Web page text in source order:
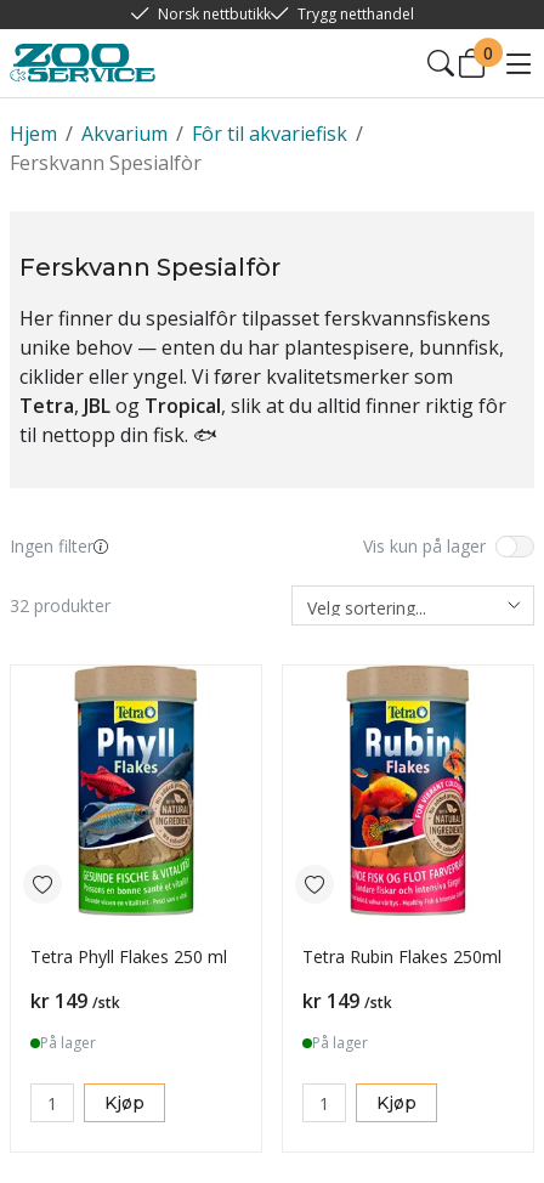
Norsk nettbutikk Trygg netthandel
0
/
Hjem /
Akvarium /
Fôr til akvariefisk
Ferskvann Spesialfòr
Ferskvann Spesialfòr
Her finner du spesialfôr tilpasset ferskvannsfiskens
unike behov — enten du har plantespisere, bunnfisk,
ciklider eller yngel. Vi fører kvalitetsmerker som
Tetra, JBLog Tropical, slik at du alltid finner riktig fôr
til nettopp din fisk. 🐟
Ingen filter Vis kun på lager
32 produkter
Tetra Phyll Flakes 250 ml
Pris
kr 149 /stk
På lager
Kjøp
Tetra Rubin Flakes 250ml
Pris
kr 149 /stk
På lager
Kjøp